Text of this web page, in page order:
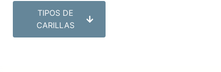
TIPOS DE
CARILLAS